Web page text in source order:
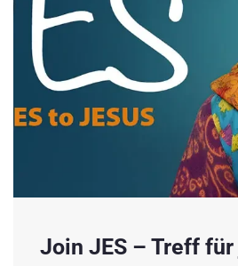
Join JES – Treff